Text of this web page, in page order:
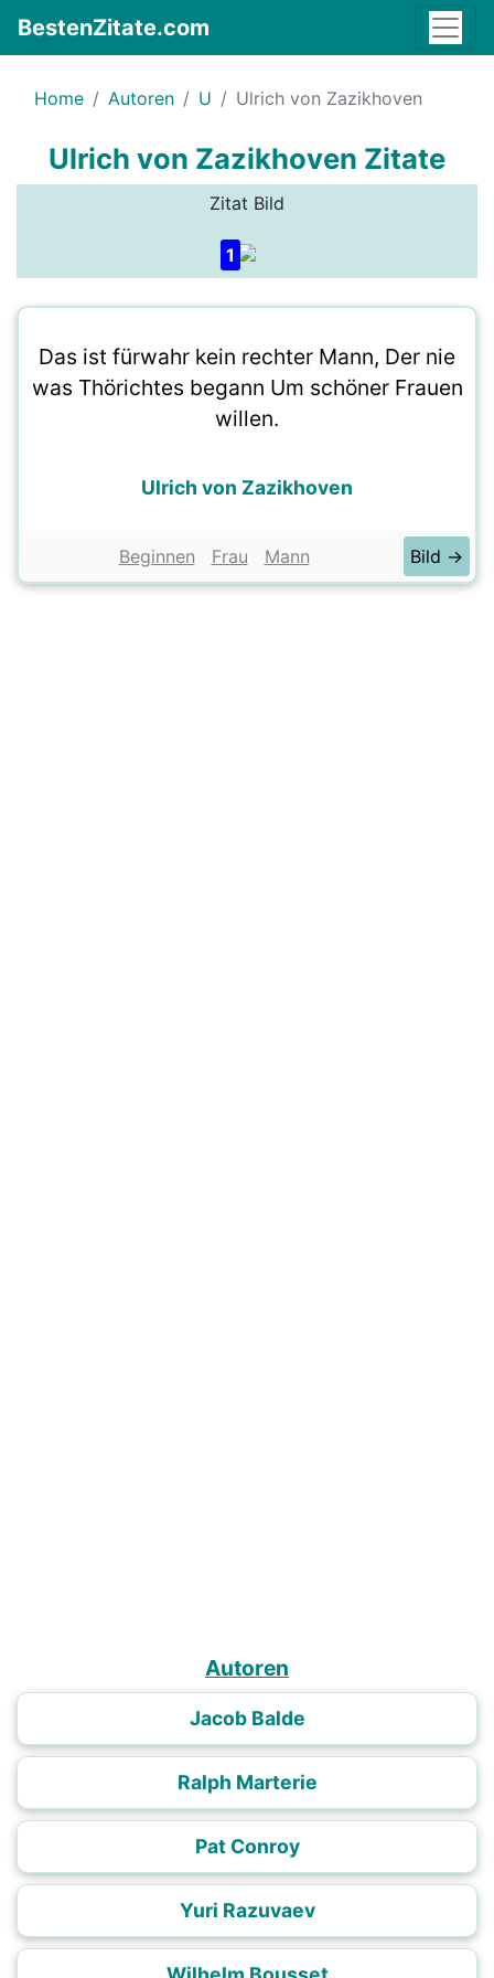
BestenZitate.com
Home Autoren U Ulrich von Zazikhoven
Ulrich von Zazikhoven Zitate
Zitat Bild
1
Das ist fürwahr kein rechter Mann, Der nie
was Thörichtes begann Um schöner Frauen
willen.
Ulrich von Zazikhoven
Beginnen Frau Mann Bild →
Autoren
Jacob Balde
Ralph Marterie
Pat Conroy
Yuri Razuvaev